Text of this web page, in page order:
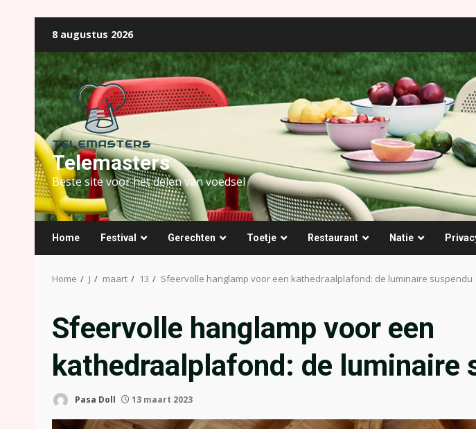
naar
de
inhoud
8 augustus 2026
Telemasters
Beste site voor het delen van voedsel
Home Festival Gerechten Toetje Restaurant Natie
Home J maart 13 Sfeervolle hanglamp voor een kathedraalplafond: de luminaire suspendu
Sfeervolle hanglamp voor een
kathedraalplafond: de luminaire
Pasa Doll 13 maart 2023